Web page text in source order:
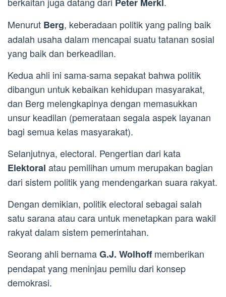
Peter Merkl
Menurut Berg, keberadaan politik yang paling baik
adalah usaha dalam mencapai suatu tatanan sosial
yang baik dan berkeadilan.
Kedua ahli ini sama-sama sepakat bahwa politik
dibangun untuk kebaikan kehidupan masyarakat,
dan Berg melengkapinya dengan memasukkan
unsur keadilan (pemerataan segala aspek layanan
bagi semua kelas masyarakat).
Selanjutnya, electoral. Pengertian dari kata
Elektoral atau pemilihan umum merupakan bagian
dari sistem politik yang mendengarkan suara rakyat.
Dengan demikian, politik electoral sebagai salah
satu sarana atau cara untuk menetapkan para wakil
rakyat dalam sistem pemerintahan.
Seorang ahli bernamaG.J. Wolhoffmemberikan
pendapat yang meninjau pemilu dari konsep
demokrasi.